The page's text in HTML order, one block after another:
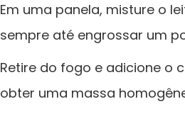
Em uma panela, misture o
sempre até engrossar um
Retire do fogo e adicione o
obter uma massa